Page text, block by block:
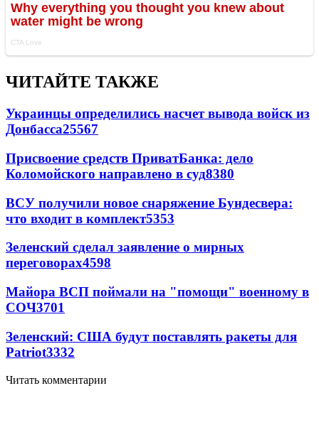
ЧИТАЙТЕ ТАКЖЕ
Украинцы определились насчет вывода войск из
Донбасса25567
Присвоение средств ПриватБанка: дело
Коломойского направлено в суд8380
ВСУ получили новое снаряжение Бундесвера:
что входит в комплект5353
Зеленский сделал заявление о мирных
переговорах4598
Майора ВСП поймали на "помощи" военному в
СОЧ3701
Зеленский: США будут поставлять ракеты для
Patriot3332
Читать комментарии